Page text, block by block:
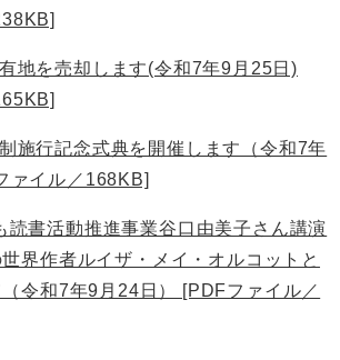
地を売却します(令和7年9月25日)
施行記念式典を開催します（令和7年
ァイル／168KB]
読書活動推進事業谷口由美子さん講演
界作者ルイザ・メイ・オルコットと
令和7年9月24日） [PDFファイル／